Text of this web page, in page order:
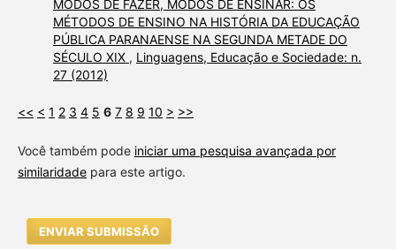
MODOS DE FAZER, MODOS DE ENSINAR: OS
MÉTODOS DE ENSINO NA HISTÓRIA DA EDUCAÇÃO
PÚBLICA PARANAENSE NA SEGUNDA METADE DO
SÉCULO XIX , Linguagens, Educação e Sociedade: n.
27 (2012)
<< < 1 2 3 4 5 6 7 8 9 10 > >>
Você também pode iniciar uma pesquisa avançada por
similaridadepara este artigo.
ENVIAR SUBMISSÃO